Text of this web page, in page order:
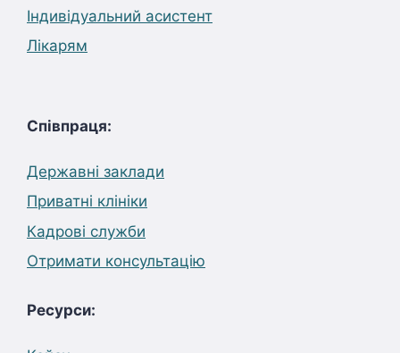
Індивідуальний асистент
Лікарям
Співпраця:
Державні заклади
Приватні клініки
Кадрові служби
Отримати консультацію
Ресурси: